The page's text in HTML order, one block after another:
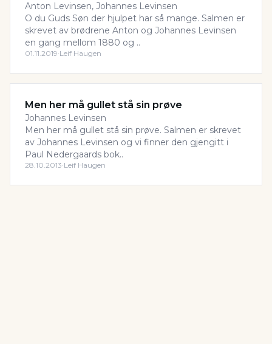
Anton Levinsen, Johannes Levinsen
O du Guds Søn der hjulpet har så mange. Salmen er
skrevet av brødrene Anton og Johannes Levinsen
en gang mellom 1880 og ..
01.11.2019·Leif Haugen
Men her må gullet stå sin prøve
Johannes Levinsen
Men her må gullet stå sin prøve. Salmen er skrevet
av Johannes Levinsen og vi finner den gjengitt i
Paul Nedergaards bok..
28.10.2013·Leif Haugen